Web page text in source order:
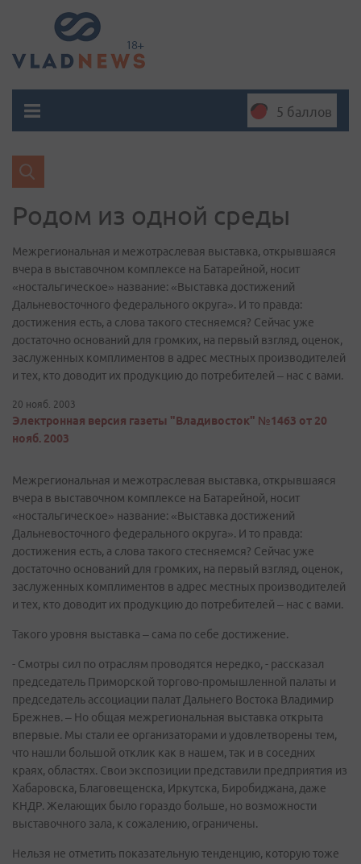
5 баллов
Родом из одной среды
Межрегиональная и межотраслевая выставка, открывшаяся
вчера в выставочном комплексе на Батарейной, носит
«ностальгическое» название: «Выставка достижений
Дальневосточного федерального округа». И то правда:
достижения есть, а слова такого стесняемся? Сейчас уже
достаточно оснований для громких, на первый взгляд, оценок,
заслуженных комплиментов в адрес местных производителей
и тех, кто доводит их продукцию до потребителей – нас с вами.
20 нояб. 2003
Электронная версия газеты "Владивосток" №1463 от 20
нояб. 2003
Межрегиональная и межотраслевая выставка, открывшаяся
вчера в выставочном комплексе на Батарейной, носит
«ностальгическое» название: «Выставка достижений
Дальневосточного федерального округа». И то правда:
достижения есть, а слова такого стесняемся? Сейчас уже
достаточно оснований для громких, на первый взгляд, оценок,
заслуженных комплиментов в адрес местных производителей
и тех, кто доводит их продукцию до потребителей – нас с вами.
Такого уровня выставка – сама по себе достижение.
- Смотры сил по отраслям проводятся нередко, - рассказал
председатель Приморской торгово-промышленной палаты и
председатель ассоциации палат Дальнего Востока Владимир
Брежнев. – Но общая межрегиональная выставка открыта
впервые. Мы стали ее организаторами и удовлетворены тем,
что нашли большой отклик как в нашем, так и в соседних
краях, областях. Свои экспозиции представили предприятия из
Хабаровска, Благовещенска, Иркутска, Биробиджана, даже
КНДР. Желающих было гораздо больше, но возможности
выставочного зала, к сожалению, ограничены.
Нельзя не отметить показательную тенденцию, которую тоже